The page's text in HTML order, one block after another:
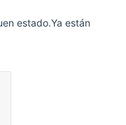
estado.Ya están